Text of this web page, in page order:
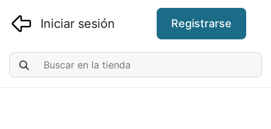
Iniciar sesión Registrarse